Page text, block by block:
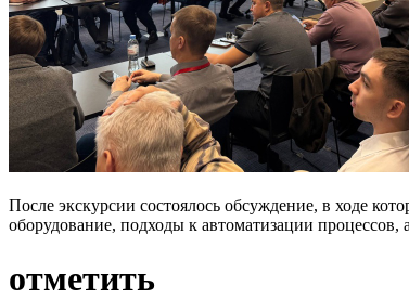
После экскурсии состоялось обсуждение, в ходе
оборудование, подходы к автоматизации
отметить